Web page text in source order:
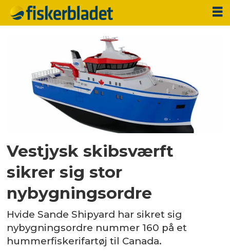
skipsteknisk
Vestjysk skibsværft
sikrer sig stor
nybygningsordre
Hvide Sande Shipyard har sikret sig
nybygningsordre nummer 160 på et
hummerfiskerifartøj til Canada.